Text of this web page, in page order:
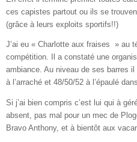
ces capistes partout ou ils se
(grâce à leurs exploits sportifs!!)
J’ai eu « Charlotte aux fraises » au
compétition. Il a constaté une
ambiance. Au niveau de ses barres
à l’arraché et 48/50/52 à l’épaulé
Si j’ai bien compris c’est lui qui à
absent, pas mal pour un mec de
Bravo Anthony, et à bientôt aux